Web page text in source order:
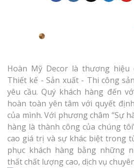
Hoàn Mỹ Decor là thương hiệu
Thiết kế - Sản xuất - Thi công
yêu cầu. Quý khách hàng đến
hoàn toàn yên tâm với quyết
của mình. Với phương châm “Sự
hàng là thành công của chúng
cao giá trị và sự khác biệt trong
phục khách hàng bằng những
thất chất lượng cao, dịch vụ